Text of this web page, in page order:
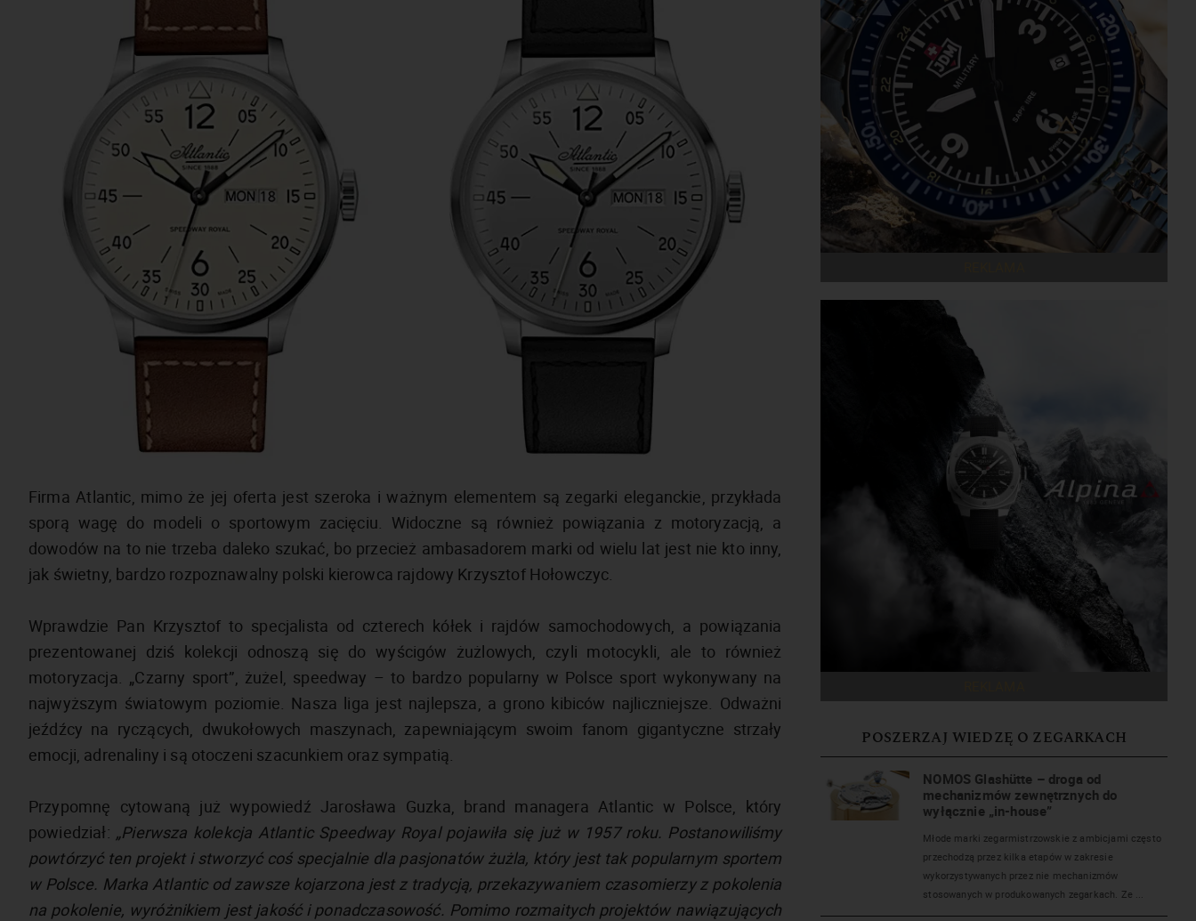
Firma Atlantic, mimo że jej oferta jest szeroka i ważnym elementem są zegarki eleganckie, przykłada
sporą wagę do modeli o sportowym zacięciu. Widoczne są również powiązania z motoryzacją, a
dowodów na to nie trzeba daleko szukać, bo przecież ambasadorem marki od wielu lat jest nie kto inny,
jak świetny, bardzo rozpoznawalny polski kierowca rajdowy Krzysztof Hołowczyc.
Wprawdzie Pan Krzysztof to specjalista od czterech kółek i rajdów samochodowych, a powiązania
prezentowanej dziś kolekcji odnoszą się do wyścigów żużlowych, czyli motocykli, ale to również
motoryzacja. „Czarny sport”, żużel, speedway – to bardzo popularny w Polsce sport wykonywany na
najwyższym światowym poziomie. Nasza liga jest najlepsza, a grono kibiców najliczniejsze. Odważni
jeźdźcy na ryczących, dwukołowych maszynach, zapewniającym swoim fanom gigantyczne strzały
emocji, adrenaliny i są otoczeni szacunkiem oraz sympatią.
Przypomnę cytowaną już wypowiedź Jarosława Guzka, brand managera Atlantic w Polsce, który
powiedział: „Pierwsza kolekcja Atlantic Speedway Royal pojawiła się już w 1957 roku. Postanowiliśmy
powtórzyć ten projekt i stworzyć coś specjalnie dla pasjonatów żużla, który jest tak popularnym sportem
w Polsce. Marka Atlantic od zawsze kojarzona jest z tradycją, przekazywaniem czasomierzy z pokolenia
na pokolenie, wyróżnikiem jest jakość i ponadczasowość. Pomimo rozmaitych projektów nawiązujących
POSZERZAJ WIEDZĘ O ZEGARKACH
NOMOS Glashütte – droga od
mechanizmów zewnętrznych do
wyłącznie „in-house”
Młode marki zegarmistrzowskie z ambicjami często
przechodzą przez kilka etapów w zakresie
wykorzystywanych przez nie mechanizmów
stosowanych w produkowanych zegarkach. Ze ...